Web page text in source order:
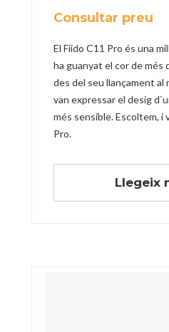
Consultar preu
El Fiido C11 Pro és una
ha guanyat el cor de més
des del seu llançament al
van expressar el desig
més sensible. Escoltem, i
Pro.
Llegeix